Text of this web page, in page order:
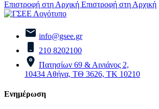
Επιστροφή στη Αρχική Επιστροφή στη Αρχική
info@gsee.gr
210 8202100
Πατησίων 69 & Αινιάνος 2,
10434 Αθήνα, ΤΘ 3626, ΤΚ 10210
Ενημέρωση